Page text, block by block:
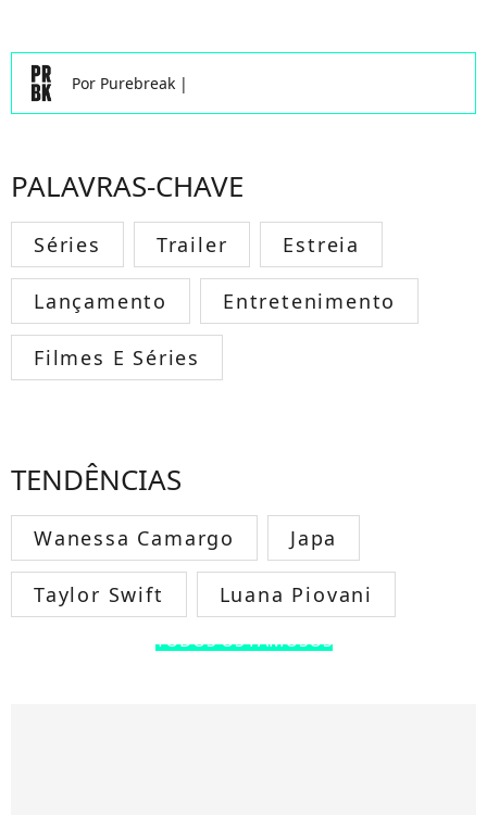
Por Purebreak |
PALAVRAS-CHAVE
Séries Trailer Estreia
Lançamento Entretenimento
Filmes E Séries
TENDÊNCIAS
Wanessa Camargo Japa
Taylor Swift Luana Piovani
TODOS OS FAMOSOS